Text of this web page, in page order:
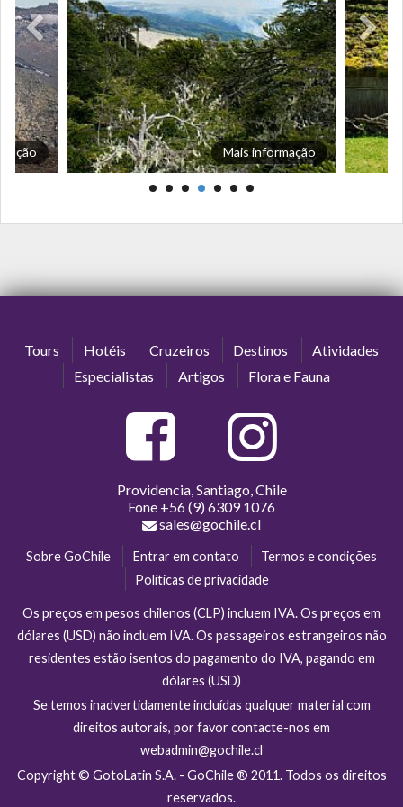
Mais informação
Tours Hotéis Cruzeiros Destinos
Atividades
Especialistas
Artigos Flora e Fauna
Providencia, Santiago, Chile
Fone +56 (9) 6309 1076
sales@gochile.cl
Sobre GoChile Entrar em contato
Termos e condições
Políticas de privacidade
Os preços em pesos chilenos (CLP) incluem IVA. Os preços em
dólares (USD) não incluem IVA. Os passageiros estrangeiros não
residentes estão isentos do pagamento do IVA, pagando em
dólares (USD)
Se temos inadvertidamente incluídas qualquer material com
direitos autorais, por favor contacte-nos em
webadmin@gochile.cl
Copyright © GotoLatin S.A. - GoChile ® 2011. Todos os direitos
reservados.